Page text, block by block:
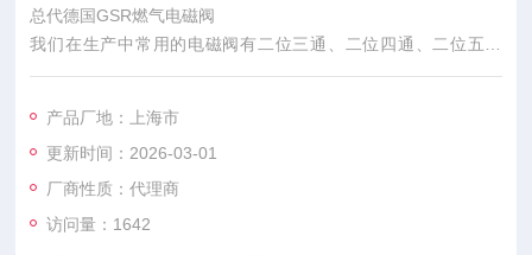
总代德国GSR燃气电磁阀
我们在生产中常用的电磁阀有二位三通、二位四通、二位五通
等。这里先说说二位的含义：对于电磁阀来说就是带电和失电，
切换阀和调节阀的动作，常见的故障有电磁阀不动作，应从以下
几方面排查：电磁阀接线头松动或线头脱落，电磁阀不得电，可
紧固线头。电磁阀线圈烧坏，可拆下电磁阀的接线，用万用表测
量，如果开路，则电磁阀线圈烧坏。
产品厂地：上海市
更新时间：2026-03-01
厂商性质：代理商
访问量：1642